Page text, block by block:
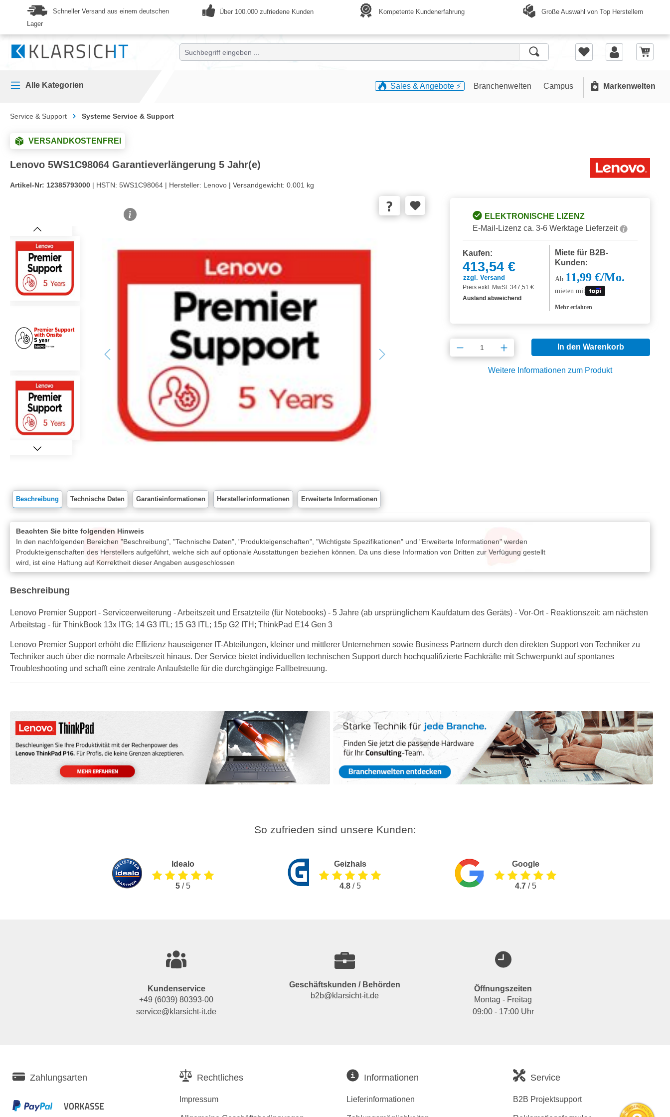
Zur Hauptnavigation springen
Schneller Versand aus einem deutschen
Lager
Über 100.000 zufriedene Kunden Kompetente Kundenerfahrung Große Auswahl von Top Herstellern
Alle Kategorien Sales & Angebote ⚡️ Branchenwelten Campus Markenwelten
Service & Support Systeme Service & Support
VERSANDKOSTENFREI
Lenovo 5WS1C98064 Garantieverlängerung 5 Jahr(e)
Artikel-Nr: 12385793000 | HSTN: 5WS1C98064 | Hersteller: Lenovo | Versandgewicht: 0.001 kg
Bildergalerie überspringen
ELEKTRONISCHE LIZENZ
E-Mail-Lizenz ca. 3-6 Werktage Lieferzeit
Kaufen:
413,54 €
zzgl. Versand
Preis exkl. MwSt: 347,51 €
Ausland abweichend
Miete für B2B-
Kunden:
Ab 11,99 €/Mo.
mieten mit
Mehr erfahren
Produkt Anzahl: Gib den gewünschten
In den Warenkorb
Weitere Informationen zum Produkt
Beschreibung Technische Daten Garantieinformationen Herstellerinformationen Erweiterte Informationen
Beachten Sie bitte folgenden Hinweis
In den nachfolgenden Bereichen "Beschreibung", "Technische Daten", "Produkteigenschaften", "Wichtigste Spezifikationen" und "Erweiterte Informationen" werden
Produkteigenschaften des Herstellers aufgeführt, welche sich auf optionale Ausstattungen beziehen können. Da uns diese Information von Dritten zur Verfügung gestellt
wird, ist eine Haftung auf Korrektheit dieser Angaben ausgeschlossen
Beschreibung
Lenovo Premier Support - Serviceerweiterung - Arbeitszeit und Ersatzteile (für Notebooks) - 5 Jahre (ab ursprünglichem Kaufdatum des Geräts) - Vor-Ort - Reaktionszeit: am nächsten
Arbeitstag - für ThinkBook 13x ITG; 14 G3 ITL; 15 G3 ITL; 15p G2 ITH; ThinkPad E14 Gen 3
Lenovo Premier Support erhöht die Effizienz hauseigener IT-Abteilungen, kleiner und mittlerer Unternehmen sowie Business Partnern durch den direkten Support von Techniker zu
Techniker auch über die normale Arbeitszeit hinaus. Der Service bietet individuellen technischen Support durch hochqualifizierte Fachkräfte mit Schwerpunkt auf spontanes
Troubleshooting und schafft eine zentrale Anlaufstelle für die durchgängige Fallbetreuung.
So zufrieden sind unsere Kunden:
Idealo
5/ 5
Geizhals
4.8/ 5
Google
4.7/ 5
Kundenservice
+49 (6039) 80393-00
service@klarsicht-it.de
Geschäftskunden / Behörden
b2b@klarsicht-it.de
Öffnungszeiten
Montag - Freitag
09:00 - 17:00 Uhr
Zahlungsarten Rechtliches
Impressum
Informationen
Lieferinformationen
Service
B2B Projektsupport